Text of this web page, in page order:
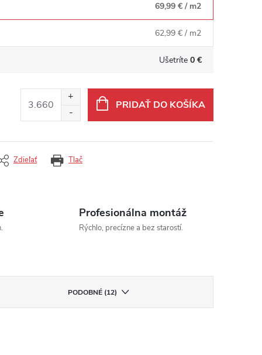
69,99 € / m2
62,99 € / m2
Ušetríte 0 €
PRIDAŤ DO KOŠÍKA
Tlač
Zdieľať
Profesionálna montáž
Rýchlo, precízne a bez starostí.
PODOBNÉ (12)